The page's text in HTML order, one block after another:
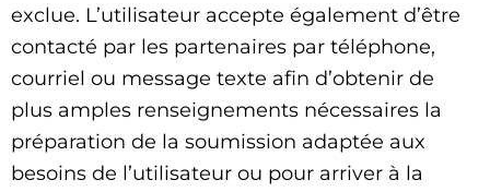
exclue. L’utilisateur accepte également d’être
contacté par les partenaires par téléphone,
courriel ou message texte afin d’obtenir de
plus amples renseignements nécessaires la
préparation de la soumission adaptée aux
besoins de l’utilisateur ou pour arriver à la